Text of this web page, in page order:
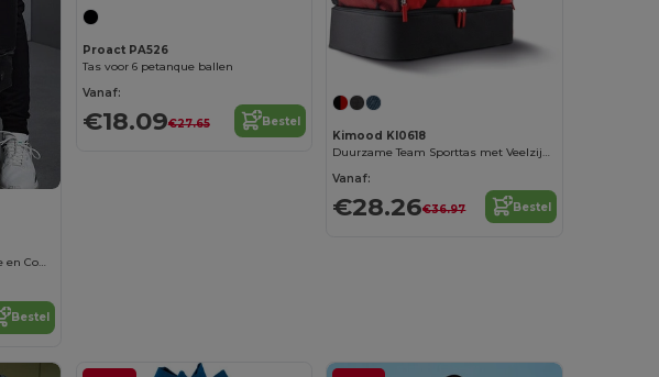
Ruime Sporttas met Ventilatie en Compartimenten
Bestel
Proact PA526
Tas voor 6 petanque ballen
Vanaf:
€18.09€27.65 Bestel
Kimood KI0618
Duurzame Team Sporttas met Veelzijdige Opbergvakken
Vanaf:
€28.26€36.97 Bestel